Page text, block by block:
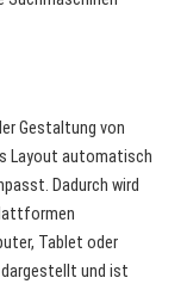
Gestaltung von
Layout automatisch
Dadurch wird
Tablet oder
und ist